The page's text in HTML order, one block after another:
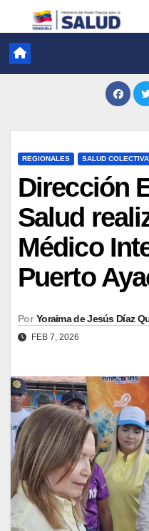
REGIONALES SALUD COLECTIVA
Dirección
Salud
Médico
Puerto
Por Yoraima de Jesús Díaz
FEB 7, 2026